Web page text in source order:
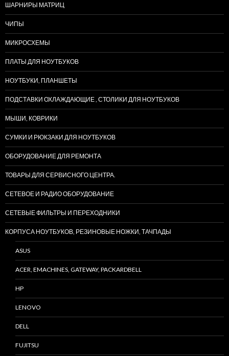
ШАРНИРЫ МАТРИЦ
ЧИПЫ
МИКРОСХЕМЫ
ПЛАТЫ ДЛЯ НОУТБУКОВ
НОУТБУКИ, ПЛАНШЕТЫ
ПОДСТАВКИ ОХЛАЖДАЮЩИЕ , СТОЛИКИ ДЛЯ НОУТБУКОВ
МЫШИ, КОВРИКИ
СУМКИ И РЮКЗАКИ ДЛЯ НОУТБУКОВ
ОБОРУДОВАНИЕ ДЛЯ РЕМОНТА
ТОВАРЫ ДЛЯ СЕРВИСНОГО ЦЕНТРА.
СЕТЕВОЕ И РАДИО ОБОРУДОВАНИЕ
СЕТЕВЫЕ ФИЛЬТРЫ И ПЕРЕХОДНИКИ
КОРПУСА НОУТБУКОВ, РЕЗИНОВЫЕ НОЖКИ, ТАЧПАДЫ
ASUS
ACER, EMACHINES, GATEWAY, PACKARDBELL
HP
LENOVO
DELL
FUJITSU